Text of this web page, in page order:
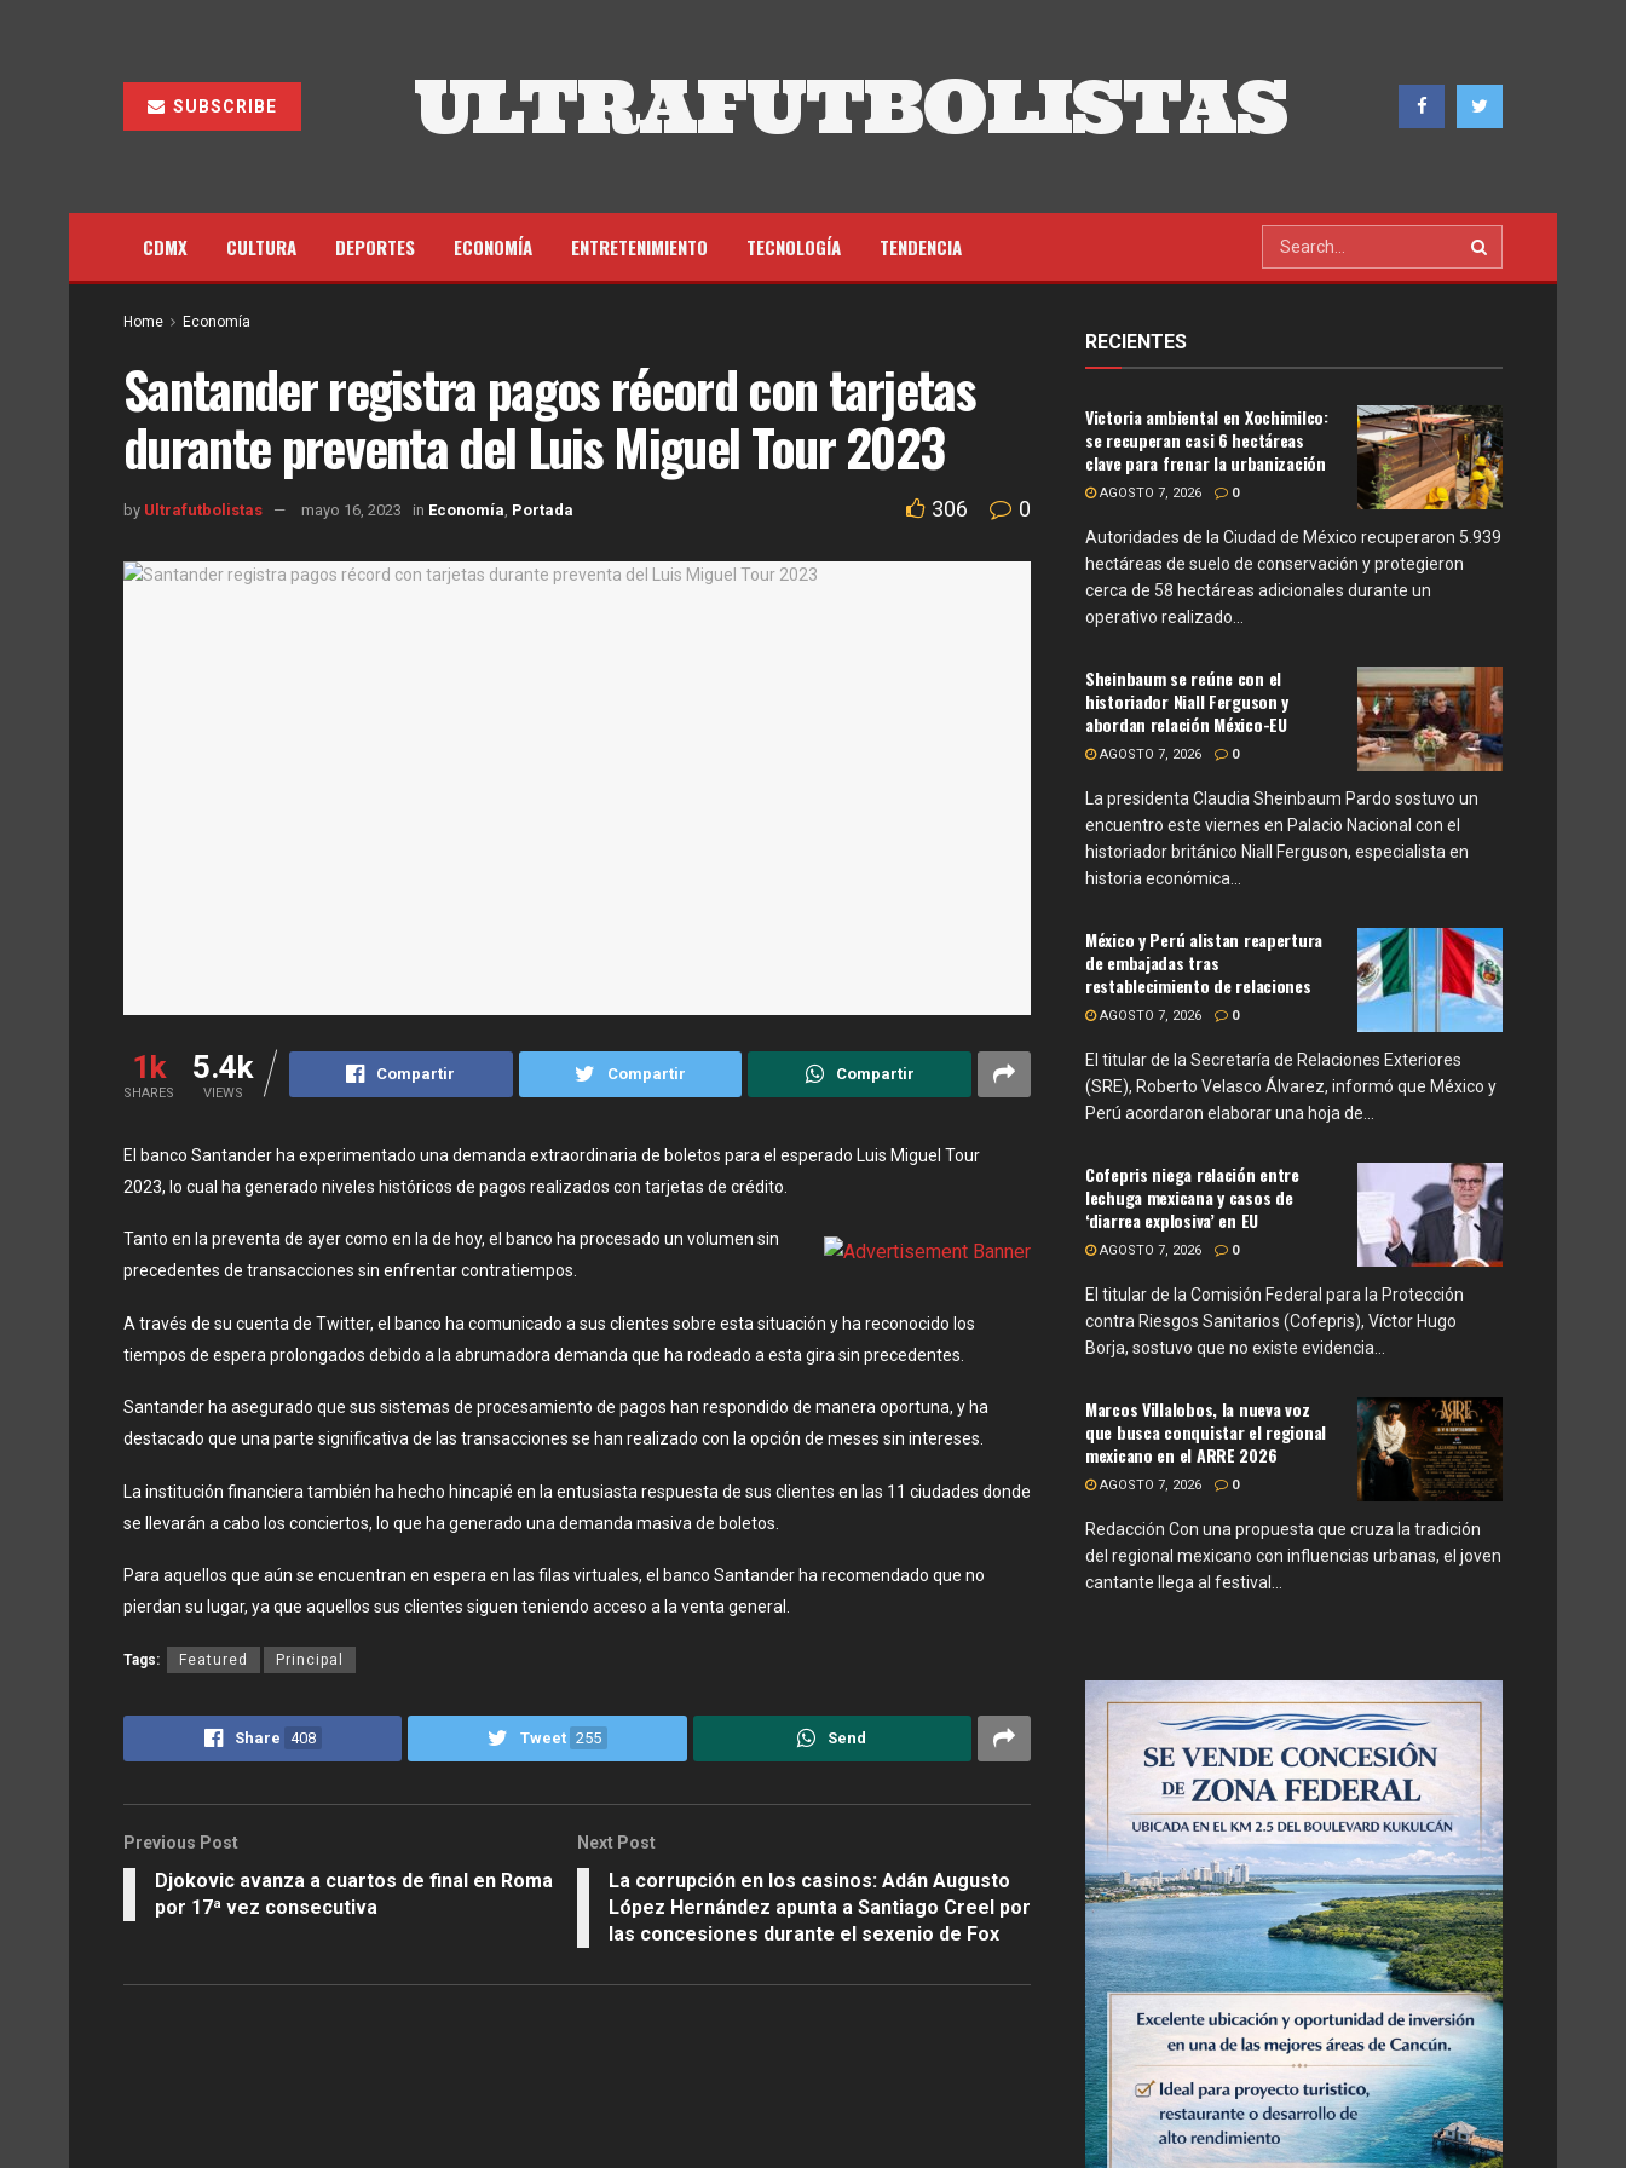
SUBSCRIBE ULTRAFUTBOLISTAS
CDMX CULTURA DEPORTES ECONOMÍA ENTRETENIMIENTO TECNOLOGÍA TENDENCIA
Home Economía
Santander registra pagos récord con tarjetas
durante preventa del Luis Miguel Tour 2023
by Ultrafutbolistas mayo 16, 2023 in Economía Portada 306 0
1k
SHARES
5.4k
VIEWS
Compartir Compartir Compartir
El banco Santander ha experimentado una demanda extraordinaria de boletos para el esperado Luis Miguel Tour
2023, lo cual ha generado niveles históricos de pagos realizados con tarjetas de crédito.
Tanto en la preventa de ayer como en la de hoy, el banco ha procesado un volumen sin
precedentes de transacciones sin enfrentar contratiempos.
A través de su cuenta de Twitter, el banco ha comunicado a sus clientes sobre esta situación y ha reconocido los
tiempos de espera prolongados debido a la abrumadora demanda que ha rodeado a esta gira sin precedentes.
Santander ha asegurado que sus sistemas de procesamiento de pagos han respondido de manera oportuna, y ha
destacado que una parte significativa de las transacciones se han realizado con la opción de meses sin intereses.
La institución financiera también ha hecho hincapié en la entusiasta respuesta de sus clientes en las 11 ciudades donde
se llevarán a cabo los conciertos, lo que ha generado una demanda masiva de boletos.
Para aquellos que aún se encuentran en espera en las filas virtuales, el banco Santander ha recomendado que no
pierdan su lugar, ya que aquellos sus clientes siguen teniendo acceso a la venta general.
Tags: Featured Principal
Share 408 Tweet 255 Send
Previous Post
Djokovic avanza a cuartos de final en Roma
por 17ª vez consecutiva
Next Post
La corrupción en los casinos: Adán Augusto
López Hernández apunta a Santiago Creel por
las concesiones durante el sexenio de Fox
RECIENTES
Victoria ambiental en Xochimilco:
se recuperan casi 6 hectáreas
clave para frenar la urbanización
AGOSTO 7, 2026 0
Autoridades de la Ciudad de México recuperaron 5.939
hectáreas de suelo de conservación y protegieron
cerca de 58 hectáreas adicionales durante un
operativo realizado...
Sheinbaum se reúne con el
historiador Niall Ferguson y
abordan relación México-EU
AGOSTO 7, 2026 0
La presidenta Claudia Sheinbaum Pardo sostuvo un
encuentro este viernes en Palacio Nacional con el
historiador británico Niall Ferguson, especialista en
historia económica...
México y Perú alistan reapertura
de embajadas tras
restablecimiento de relaciones
AGOSTO 7, 2026 0
El titular de la Secretaría de Relaciones Exteriores
(SRE), Roberto Velasco Álvarez, informó que México y
Perú acordaron elaborar una hoja de...
Cofepris niega relación entre
lechuga mexicana y casos de
‘diarrea explosiva’ en EU
AGOSTO 7, 2026 0
El titular de la Comisión Federal para la Protección
contra Riesgos Sanitarios (Cofepris), Víctor Hugo
Borja, sostuvo que no existe evidencia...
Marcos Villalobos, la nueva voz
que busca conquistar el regional
mexicano en el ARRE 2026
AGOSTO 7, 2026 0
Redacción Con una propuesta que cruza la tradición
del regional mexicano con influencias urbanas, el joven
cantante llega al festival...